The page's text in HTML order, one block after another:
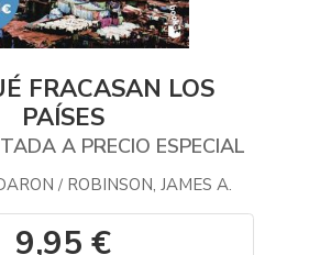
FRACASAN LOS
PAÍSES
A PRECIO ESPECIAL
/ ROBINSON, JAMES A.
9,95 €